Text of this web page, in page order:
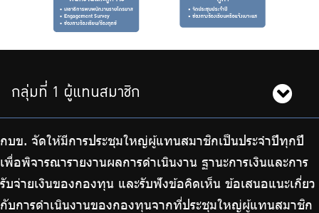
กลุ่มที่ 1 ผู้แทนสมาชิก
กบข. จัดให้มีการประชุมใหญ่ผู้แทนสมาชิกเป็นประจำปีทุกปี
เพื่อพิจารณารายงานผลการดำเนินงาน ฐานะการเงินและการ
รับจ่ายเงินของกองทุน และรับฟังข้อคิดเห็น ข้อเสนอแนะเกี่ยว
กับการดำเนินงานของกองทุนจากที่ประชุมใหญ่ผู้แทนสมาชิก